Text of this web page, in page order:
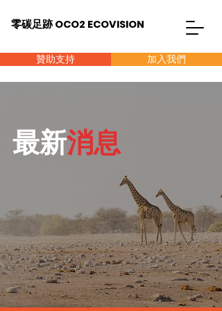
零碳足跡 OCO2 ECOVISION
贊助支持 加入我們
最新消息